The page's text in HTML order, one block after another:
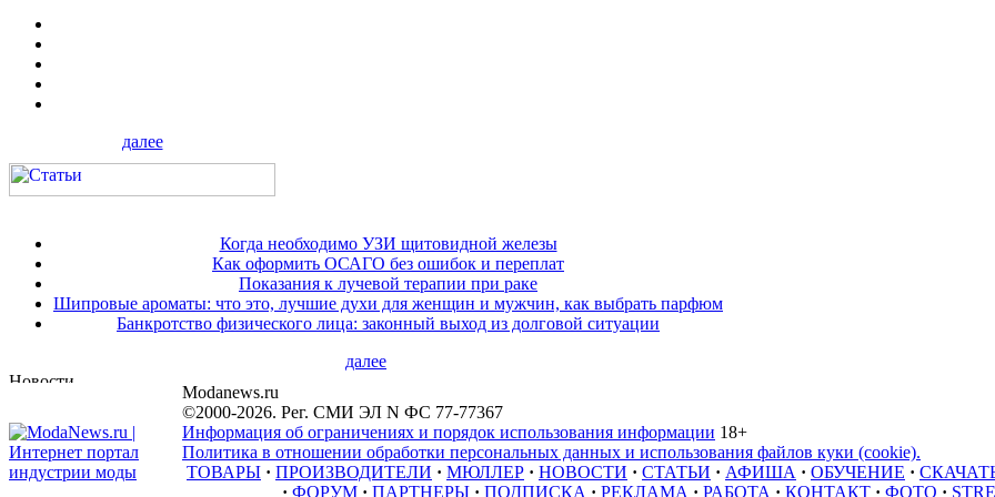
далее
Когда необходимо УЗИ щитовидной железы
Как оформить ОСАГО без ошибок и переплат
Показания к лучевой терапии при раке
Шипровые ароматы: что это, лучшие духи для женщин и мужчин, как выбрать парфюм
Банкротство физического лица: законный выход из долговой ситуации
далее
Modanews.ru
©2000-2026. Рег. СМИ ЭЛ N ФС 77-77367
Информация об ограничениях и порядок использования информации 18+
Политика в отношении обработки персональных данных и использования файлов куки (cookie).
ТОВАРЫ · ПРОИЗВОДИТЕЛИ · МЮЛЛЕР · НОВОСТИ · СТАТЬИ · АФИША · ОБУЧЕНИЕ ·
· ФОРУМ · ПАРТНЕРЫ · ПОДПИСКА · РЕКЛАМА · РАБОТА · КОНТАКТ · ФОТО ·